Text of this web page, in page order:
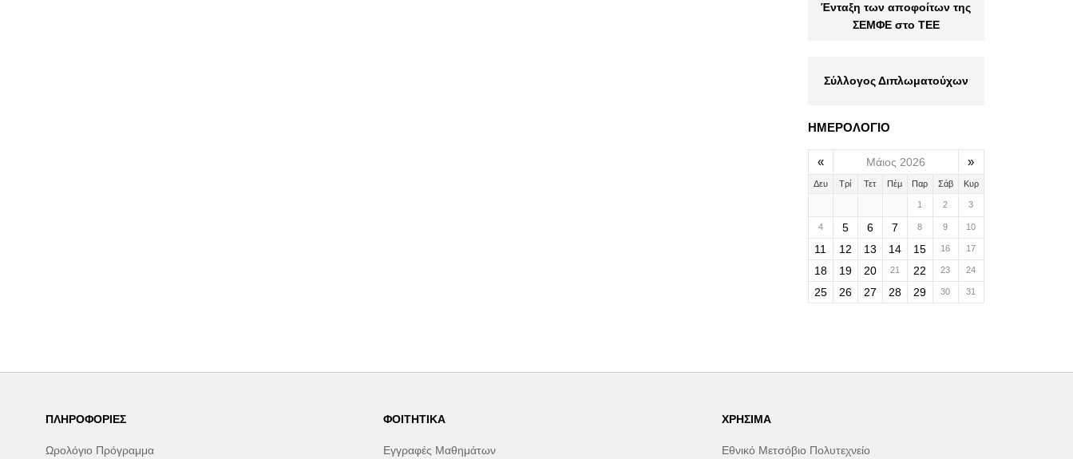
Ένταξη των αποφοίτων της
ΣΕΜΦΕ στο ΤΕΕ
Σύλλογος Διπλωματούχων
ΗΜΕΡΟΛΟΓΙΟ
« Μάιος 2026 »
Δευ Τρί Τετ Πέμ Παρ Σάβ Κυρ
1 2 3
4 5 6 7 8 9 10
11 12 13 14 15 16 17
18 19 20 21 22 23 24
25 26 27 28 29 30 31
ΠΛΗΡΟΦΟΡΊΕΣ
Ωρολόγιο Πρόγραμμα
ΦΟΙΤΗΤΙΚΆ
Εγγραφές Μαθημάτων
ΧΡΉΣΙΜΑ
Εθνικό Μετσόβιο Πολυτεχνείο